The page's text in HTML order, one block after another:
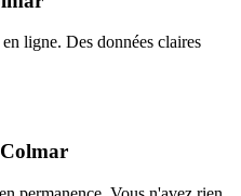
ligne. Des données claires
Colmar